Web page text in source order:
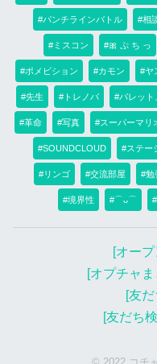
#パンチラインバトル #相
#ミスコン #🎀 ぷ ち っ
#ポメビション #カモン #ヤ
#先生 #トレノバ #パレット
#革命 #写真 #スーパーマリ
#SOUNDCLOUD #ステー
#リンゴ #交流部屋 #勉
#境界性 #⌒ᴗ⌒
[オー
[オプチャ
[友
[友だち